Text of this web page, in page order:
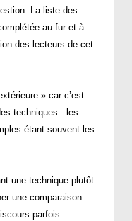
La liste des
au fur et à
des lecteurs de cet
» car c’est
techniques : les
étant souvent les
une technique plutôt
une comparaison
parfois